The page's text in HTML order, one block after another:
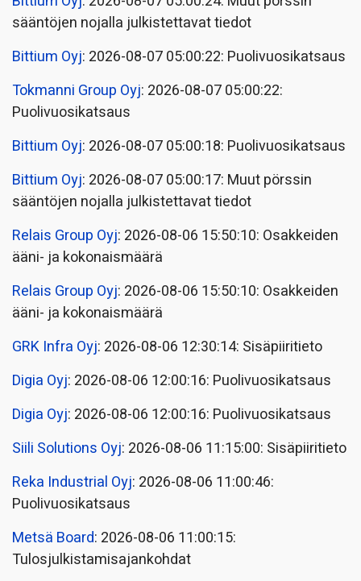
sääntöjen nojalla julkistettavat tiedot
Bittium Oyj: 2026-08-07 05:00:22: Puolivuosikatsaus
Tokmanni Group Oyj: 2026-08-07 05:00:22:
Puolivuosikatsaus
Bittium Oyj: 2026-08-07 05:00:18: Puolivuosikatsaus
Bittium Oyj: 2026-08-07 05:00:17: Muut pörssin
sääntöjen nojalla julkistettavat tiedot
Relais Group Oyj: 2026-08-06 15:50:10: Osakkeiden
ääni- ja kokonaismäärä
Relais Group Oyj: 2026-08-06 15:50:10: Osakkeiden
ääni- ja kokonaismäärä
GRK Infra Oyj: 2026-08-06 12:30:14: Sisäpiiritieto
Digia Oyj: 2026-08-06 12:00:16: Puolivuosikatsaus
Digia Oyj: 2026-08-06 12:00:16: Puolivuosikatsaus
Siili Solutions Oyj: 2026-08-06 11:15:00: Sisäpiiritieto
Reka Industrial Oyj: 2026-08-06 11:00:46:
Puolivuosikatsaus
Metsä Board: 2026-08-06 11:00:15:
Tulosjulkistamisajankohdat